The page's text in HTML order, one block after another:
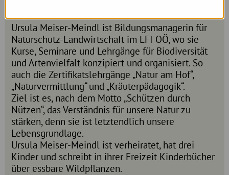
Ursula Meiser-Meindl ist Bildungsmanagerin für
Naturschutz-Landwirtschaft im LFI OÖ, wo sie
Kurse, Seminare und Lehrgänge für Biodiversität
und Artenvielfalt konzipiert und organisiert. So
auch die Zertifikatslehrgänge „Natur am Hof“,
„Naturvermittlung“ und „Kräuterpädagogik“.
Ziel ist es, nach dem Motto „Schützen durch
Nützen“, das Verständnis für unsere Natur zu
stärken, denn sie ist letztendlich unsere
Lebensgrundlage.
Ursula Meiser-Meindl ist verheiratet, hat drei
Kinder und schreibt in ihrer Freizeit Kinderbücher
über essbare Wildpflanzen.